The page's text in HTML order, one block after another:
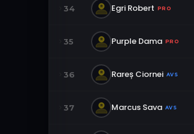
34 Egri Robert PRO
35 Purple Dama PRO
36 Rareș Ciornei AVS
37 Marcus Sava AVS